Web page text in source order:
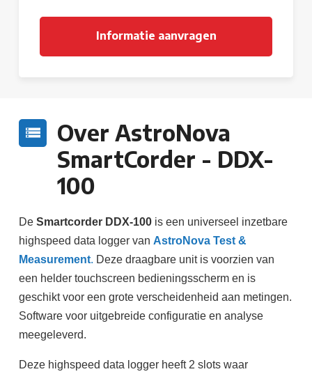
Over AstroNova
SmartCorder - DDX-
100
De Smartcorder DDX-100 is een universeel inzetbare
highspeed data logger van AstroNova Test &
Measurement. Deze draagbare unit is voorzien van
een helder touchscreen bedieningsscherm en is
geschikt voor een grote verscheidenheid aan metingen.
Software voor uitgebreide configuratie en analyse
meegeleverd.
Deze highspeed data logger heeft 2 slots waar